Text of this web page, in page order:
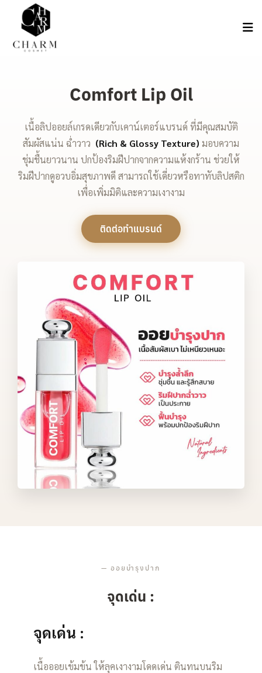
Comfort Lip Oil
เนื้อลิปออยล์เกรดเดียวกับเคาน์เตอร์แบรนด์ ที่มีคุณสมบัติ
สัมผัสแน่น ฉ่ำวาว (Rich & Glossy Texture) มอบความ
ชุ่มชื้นยาวนาน ปกป้องริมฝีปากจากความแห้งกร้าน ช่วยให้
ริมฝีปากดูอวบอิ่มสุขภาพดี สามารถใช้เดี่ยวหรือทาทับลิปสติก
เพื่อเพิ่มมิติและความเงางาม
ติดต่อทำแบรนด์
—ออยบำรุงปาก
จุดเด่น :
จุดเด่น :
เนื้อออยเข้มข้น ให้ลุคเงางามโดดเด่น ตินทนบนริม